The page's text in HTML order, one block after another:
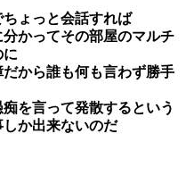
ょっと会話すれば
かってその部屋のマルチ
に
から誰も何も言わず勝手
を言って発散するという
か出来ないのだ